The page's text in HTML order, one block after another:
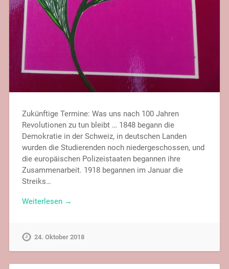
Zukünftige Termine: Was uns nach 100 Jahren
Revolutionen zu tun bleibt … 1848 begann die
Demokratie in der Schweiz, in deutschen Landen
wurden die Studierenden noch niedergeschossen, und
die europäischen Polizeistaaten begannen ihre
Zusammenarbeit. 1918 begannen im Januar die
Streiks…
Weiterlesen →
24. Oktober 2018